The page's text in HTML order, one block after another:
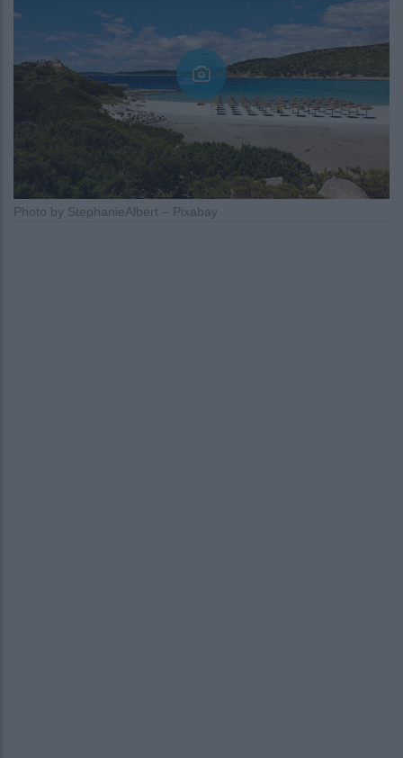
Photo by StephanieAlbert – Pixabay